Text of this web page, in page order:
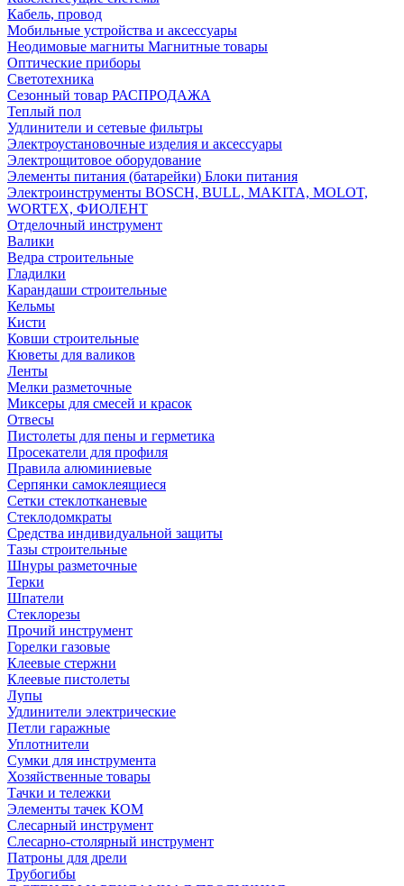
Кабель, провод
Мобильные устройства и аксессуары
Неодимовые магниты Магнитные товары
Оптические приборы
Светотехника
Сезонный товар РАСПРОДАЖА
Теплый пол
Удлинители и сетевые фильтры
Электроустановочные изделия и аксессуары
Электрощитовое оборудование
Элементы питания (батарейки) Блоки питания
Электроинструменты BOSCH, BULL, MAKITA, MOLOT,
WORTEX, ФИОЛЕНТ
Отделочный инструмент
Валики
Ведра строительные
Гладилки
Карандаши строительные
Кельмы
Кисти
Ковши строительные
Кюветы для валиков
Ленты
Мелки разметочные
Миксеры для смесей и красок
Отвесы
Пистолеты для пены и герметика
Просекатели для профиля
Правила алюминиевые
Серпянки самоклеящиеся
Сетки стеклотканевые
Стеклодомкраты
Средства индивидуальной защиты
Тазы строительные
Шнуры разметочные
Терки
Шпатели
Стеклорезы
Прочий инструмент
Горелки газовые
Клеевые стержни
Клеевые пистолеты
Лупы
Удлинители электрические
Петли гаражные
Уплотнители
Сумки для инструмента
Хозяйственные товары
Тачки и тележки
Элементы тачек КОМ
Слесарный инструмент
Слесарно-столярный инструмент
Патроны для дрели
Трубогибы